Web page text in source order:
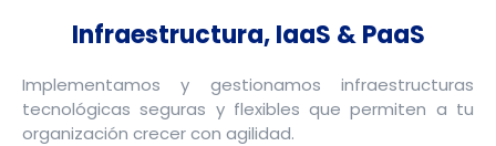
Infraestructura, IaaS & PaaS
Implementamos y gestionamos infraestructuras
tecnológicas seguras y flexibles que permiten a tu
organización crecer con agilidad.